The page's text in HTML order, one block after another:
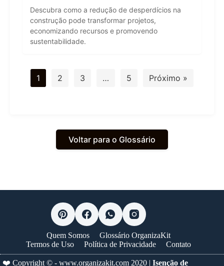
Descubra como a redução de desperdícios na
construção pode transformar projetos,
economizando recursos e promovendo
sustentabilidade.
1 2 3 … 5 Próximo »
Voltar para o Glossário
Quem Somos
Glossário OrganizaKit
Termos de Uso
Política de Privacidade Contato
❤️ Copyright © - www.organizakit.com 2020 | Isenção de